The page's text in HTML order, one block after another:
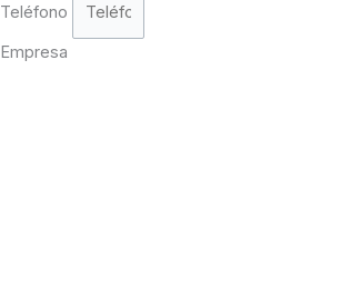
Teléfono
Empresa